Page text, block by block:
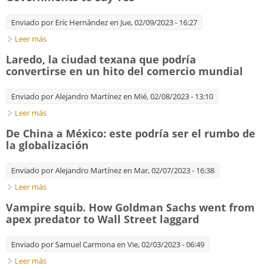
Enviado por Eric Hernándezen Jue, 02/09/2023 - 16:27
Leer más
Laredo, la ciudad texana que podría
convertirse en un hito del comercio mundial
Enviado porAlejandro Martínezen Mié, 02/08/2023 - 13:10
Leer más
De China a México: este podría ser el rumbo de
la globalización
Enviado porAlejandro Martínezen Mar, 02/07/2023 - 16:38
Leer más
Vampire squib. How Goldman Sachs went from
apex predator to Wall Street laggard
Enviado porSamuel Carmonaen Vie, 02/03/2023 - 06:49
Leer más